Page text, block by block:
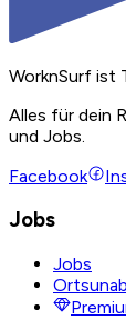
WorknSurf ist
Alles für dein
und Jobs.
Facebook
Jobs
Jobs